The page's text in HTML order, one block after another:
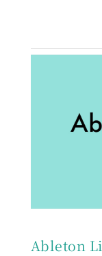
Ableton